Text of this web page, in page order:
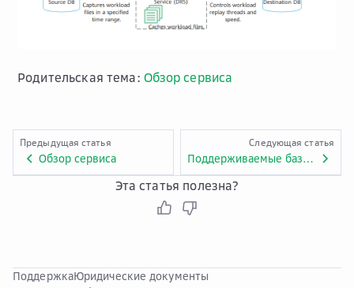
Родительская тема: Обзор сервиса
Предыдущая статья
Обзор сервиса
Следующая статья
Поддерживаемые базы данных
Эта статья полезна?
ПоддержкаЮридические документы